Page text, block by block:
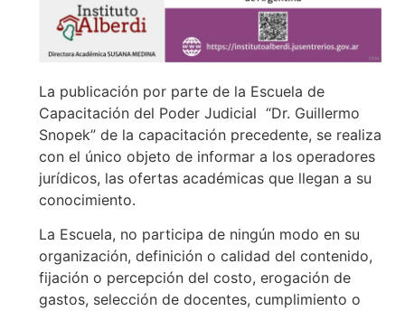
La publicación por parte de la Escuela de
Capacitación del Poder Judicial “Dr. Guillermo
Snopek” de la capacitación precedente, se realiza
con el único objeto de informar a los operadores
jurídicos, las ofertas académicas que llegan a su
conocimiento.
La Escuela, no participa de ningún modo en su
organización, definición o calidad del contenido,
fijación o percepción del costo, erogación de
gastos, selección de docentes, cumplimiento o